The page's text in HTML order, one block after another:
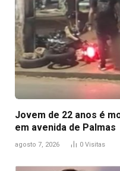
Jovem de 22 anos é
em avenida de Palmas
agosto 7, 2026 0 Visitas